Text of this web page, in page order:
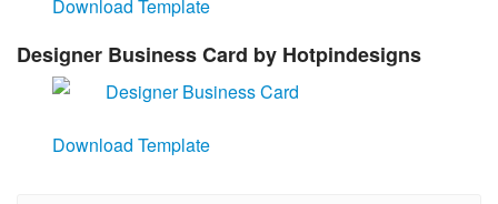
Download Template
Designer Business Card by Hotpindesigns
Download Template